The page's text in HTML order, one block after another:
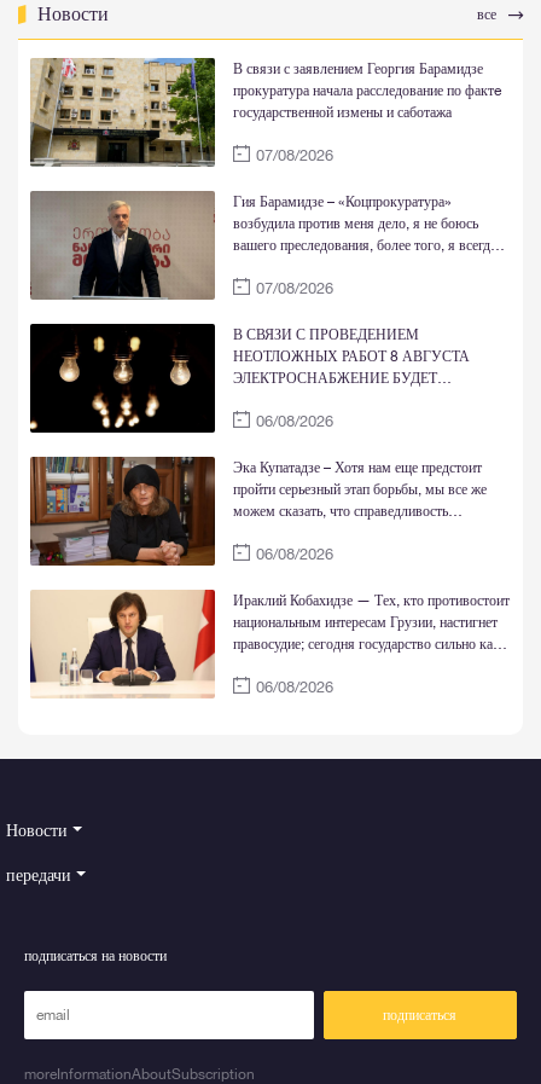
Новости все
В связи с заявлением Георгия Барамидзе
прокуратура начала расследование по фактe
государственной измены и саботажа
07/08/2026
Гия Барамидзе – «Коцпрокуратура»
возбудила против меня дело, я не боюсь
вашего преследования, более того, я всегда
Родиной, Богом и совестью
07/08/2026
В СВЯЗИ С ПРОВЕДЕНИЕМ
НЕОТЛОЖНЫХ РАБОТ 8 АВГУСТА
ЭЛЕКТРОСНАБЖЕНИЕ БУДЕТ
06/08/2026
Эка Купатадзе – Хотя нам еще предстоит
пройти серьезный этап борьбы, мы все же
можем сказать, что справедливость
06/08/2026
Ираклий Кобахидзе — Тех, кто противостоит
национальным интересам Грузии, настигнет
правосудие; сегодня государство сильно как
06/08/2026
Новости
передачи
подписаться на новости
подписаться
moreInformationAboutSubscription